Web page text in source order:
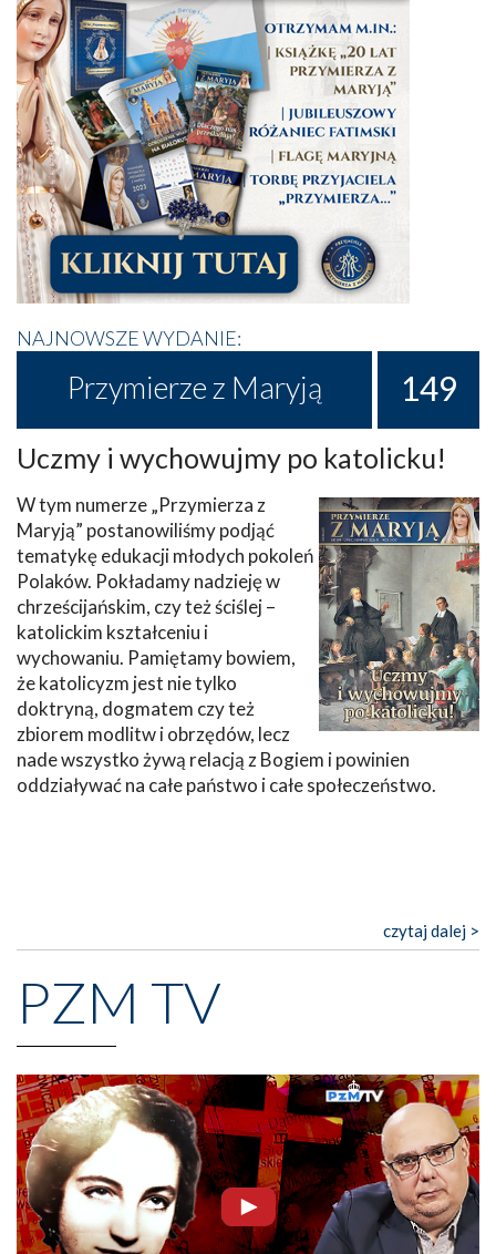
NAJNOWSZE WYDANIE:
Przymierze z Maryją 149
Uczmy i wychowujmy po katolicku!
W tym numerze „Przymierza z
Maryją” postanowiliśmy podjąć
tematykę edukacji młodych pokoleń
Polaków. Pokładamy nadzieję w
chrześcijańskim, czy też ściślej –
katolickim kształceniu i
wychowaniu. Pamiętamy bowiem,
że katolicyzm jest nie tylko
doktryną, dogmatem czy też
zbiorem modlitw i obrzędów, lecz
nade wszystko żywą relacją z Bogiem i powinien
oddziaływać na całe państwo i całe społeczeństwo.
czytaj dalej >
PZM TV